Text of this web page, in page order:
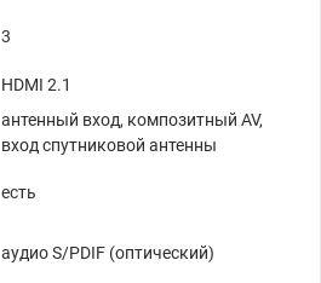
3
HDMI 2.1
антенный вход, композитный AV,
вход спутниковой антенны
есть
аудио S/PDIF (оптический)